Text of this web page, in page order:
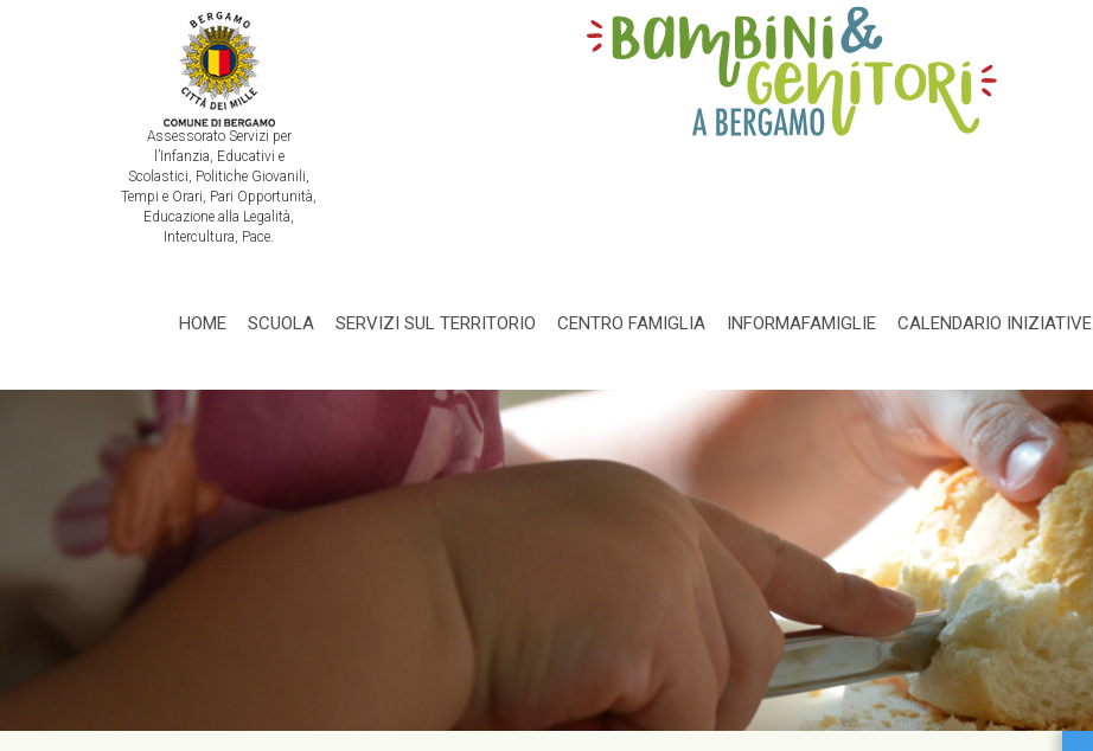
Assessorato Servizi per
l’Infanzia, Educativi e
Scolastici, Politiche Giovanili,
Tempi e Orari, Pari Opportunità,
Educazione alla Legalità,
Intercultura, Pace.
HOME SCUOLA SERVIZI SUL TERRITORIO CENTRO FAMIGLIA INFORMAFAMIGLIE CALENDARIO INIZIATIVE